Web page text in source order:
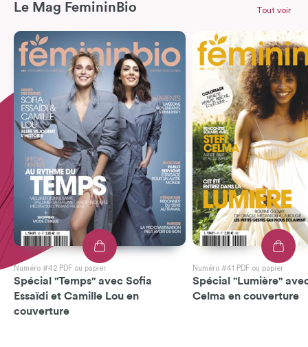
Le Mag FemininBio
Numéro #42 PDF ou papier
Spécial "Temps" avec Sofia
Essaïdi et Camille Lou en
couverture
Numéro #41 PDF ou papier
Spécial "Lumière"
Celma en couverture
Tout voir